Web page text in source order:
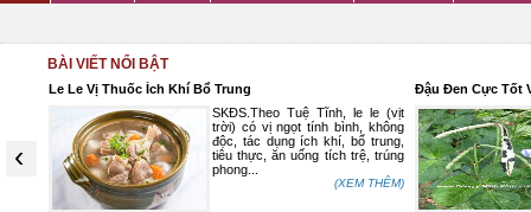
BÀI VIẾT NỔI BẬT
‹
Lãn
Le Le Vị Thuốc Ích Khí Bổ Trung
SKĐS.Theo Tuệ Tĩnh, le le (vịt
trời) có vị ngọt tính bình, không
độc, tác dụng ích khí, bổ trung,
tiêu thực, ăn uống tích trệ, trúng
phong...
(XEM THÊM)
Đậu Đen Cực Tốt